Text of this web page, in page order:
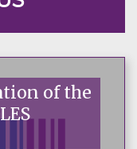
of the